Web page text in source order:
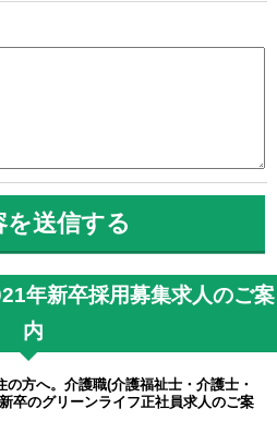
年新卒採用募集求人のご案
内
方へ。介護職(介護福祉士・介護士・
卒のグリーンライフ正社員求人のご案